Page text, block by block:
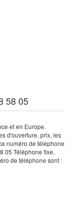
58 05
et en Europe.
d'ouverture, prix, les
numéro de téléphone
05 Téléphone fixe,
de téléphone sont :